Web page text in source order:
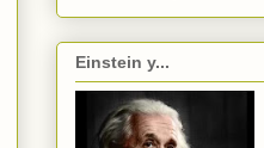
Einstein y...